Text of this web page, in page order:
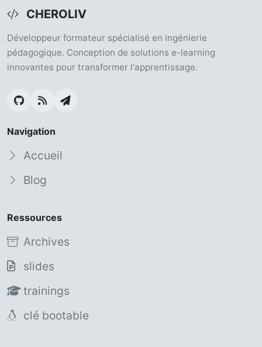
CHEROLIV
Développeur formateur spécialisé en ingénierie
pédagogique. Conception de solutions e-learning
innovantes pour transformer l'apprentissage.
Navigation
Accueil
Blog
Ressources
Archives
slides
trainings
clé bootable